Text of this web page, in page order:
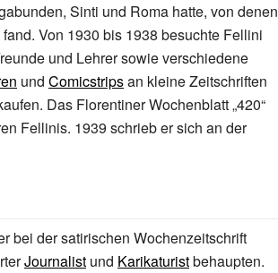
Sinti und Roma hatte, von denen
Von 1930 bis 1938 besuchte Fellini
und Lehrer sowie verschiedene
und Comicstripsan kleine Zeitschriften
Das Florentiner Wochenblatt „420“
Fellinis. 1939 schrieb er sich an der
bei der satirischen Wochenzeitschrift
Journalist und Karikaturistbehaupten.